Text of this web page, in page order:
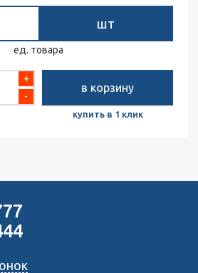
шт
ед. товара
+
-
в корзину
купить в 1 клик